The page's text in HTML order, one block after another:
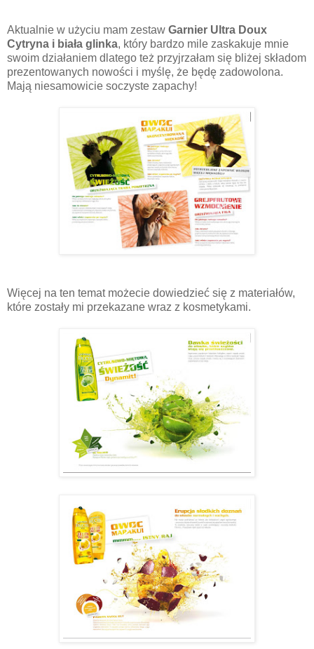
Aktualnie w użyciu mam zestaw Garnier Ultra Doux
Cytryna i biała glinka, który bardzo mile zaskakuje mnie
swoim działaniem dlatego też przyjrzałam się bliżej składom
prezentowanych nowości i myślę, że będę zadowolona.
Mają niesamowicie soczyste zapachy!
Więcej na ten temat możecie dowiedzieć się z materiałów,
które zostały mi przekazane wraz z kosmetykami.